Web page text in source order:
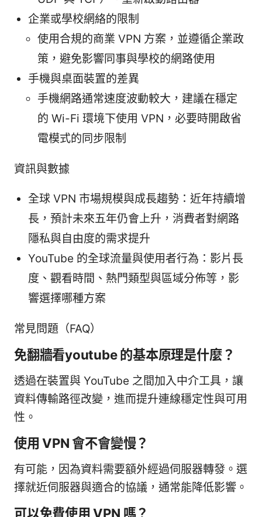
企業或學校網絡的限制
使用合規的商業 VPN 方案，並遵循企業政
策，避免影響同事與學校的網路使用
手機與桌面裝置的差異
手機網路通常速度波動較大，建議在穩定
的 Wi-Fi 環境下使用 VPN，必要時開啟省
電模式的同步限制
資訊與數據
全球 VPN 市場規模與成長趨勢：近年持續增
長，預計未來五年仍會上升，消費者對網路
隱私與自由度的需求提升
YouTube 的全球流量與使用者行為：影片長
度、觀看時間、熱門類型與區域分佈等，影
響選擇哪種方案
常見問題（FAQ）
免翻牆看youtube 的基本原理是什麼？
透過在裝置與 YouTube 之間加入中介工具，讓
資料傳輸路徑改變，進而提升連線穩定性與可用
性。
使用 VPN 會不會變慢？
有可能，因為資料需要額外經過伺服器轉發。選
擇就近伺服器與適合的協議，通常能降低影響。
可以免費使用 VPN 嗎？